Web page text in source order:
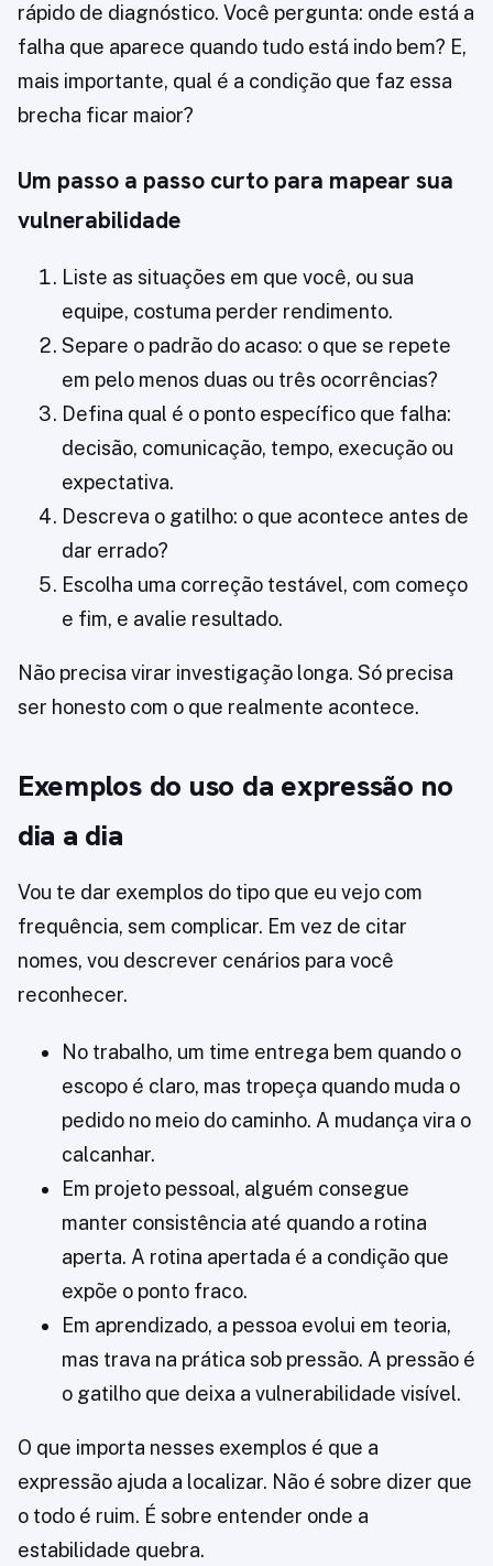
rápido de diagnóstico. Você pergunta: onde está a
falha que aparece quando tudo está indo bem? E,
mais importante, qual é a condição que faz essa
brecha ficar maior?
Um passo a passo curto para mapear sua
vulnerabilidade
Liste as situações em que você, ou sua
equipe, costuma perder rendimento.
Separe o padrão do acaso: o que se repete
em pelo menos duas ou três ocorrências?
Defina qual é o ponto específico que falha:
decisão, comunicação, tempo, execução ou
expectativa.
Descreva o gatilho: o que acontece antes de
dar errado?
Escolha uma correção testável, com começo
e fim, e avalie resultado.
Não precisa virar investigação longa. Só precisa
ser honesto com o que realmente acontece.
Exemplos do uso da expressão no
dia a dia
Vou te dar exemplos do tipo que eu vejo com
frequência, sem complicar. Em vez de citar
nomes, vou descrever cenários para você
reconhecer.
No trabalho, um time entrega bem quando o
escopo é claro, mas tropeça quando muda o
pedido no meio do caminho. A mudança vira o
calcanhar.
Em projeto pessoal, alguém consegue
manter consistência até quando a rotina
aperta. A rotina apertada é a condição que
expõe o ponto fraco.
Em aprendizado, a pessoa evolui em teoria,
mas trava na prática sob pressão. A pressão é
o gatilho que deixa a vulnerabilidade visível.
O que importa nesses exemplos é que a
expressão ajuda a localizar. Não é sobre dizer que
o todo é ruim. É sobre entender onde a
estabilidade quebra.